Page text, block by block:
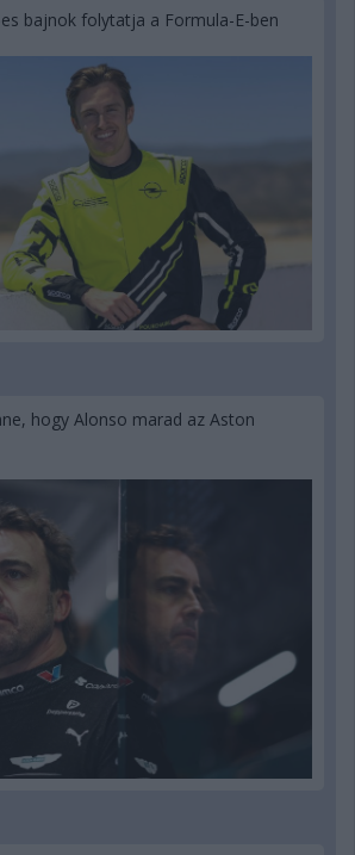
bajnok folytatja a Formula-E-ben
hogy Alonso marad az Aston